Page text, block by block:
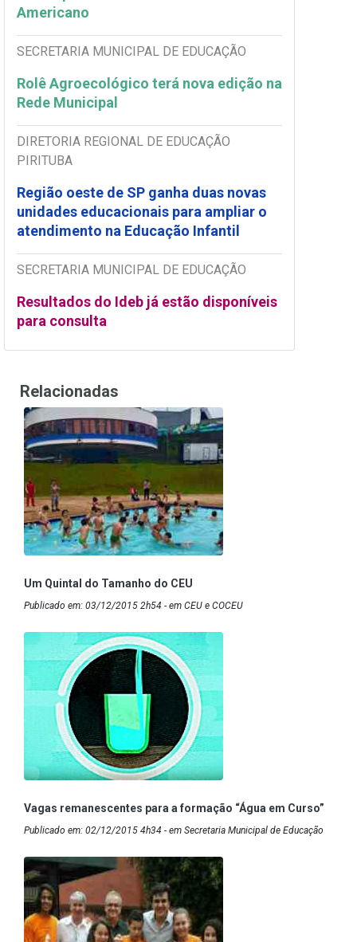
Americano
SECRETARIA MUNICIPAL DE EDUCAÇÃO
Rolê Agroecológico terá nova edição na
Rede Municipal
DIRETORIA REGIONAL DE EDUCAÇÃO
PIRITUBA
Região oeste de SP ganha duas novas
unidades educacionais para ampliar o
atendimento na Educação Infantil
SECRETARIA MUNICIPAL DE EDUCAÇÃO
Resultados do Ideb já estão disponíveis
para consulta
Relacionadas
Um Quintal do Tamanho do CEU
Publicado em: 03/12/2015 2h54 - em CEU e COCEU
Vagas remanescentes para a formação “Água em Curso”
Publicado em: 02/12/2015 4h34 - em Secretaria Municipal de Educação